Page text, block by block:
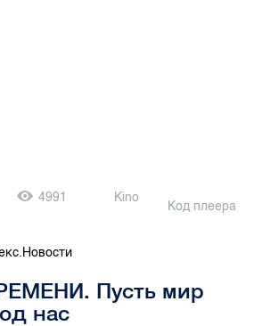
4991 Kino
Код плеера
Пусть мир
нас